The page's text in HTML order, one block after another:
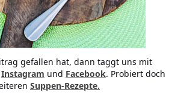
gefallen hat, dann taggt uns mit
Instagram und Facebook. Probiert doch
Suppen-Rezepte.